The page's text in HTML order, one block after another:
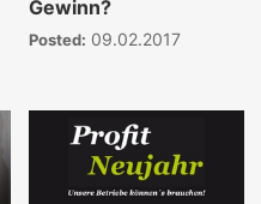
Gewinn?
Posted: 09.02.2017